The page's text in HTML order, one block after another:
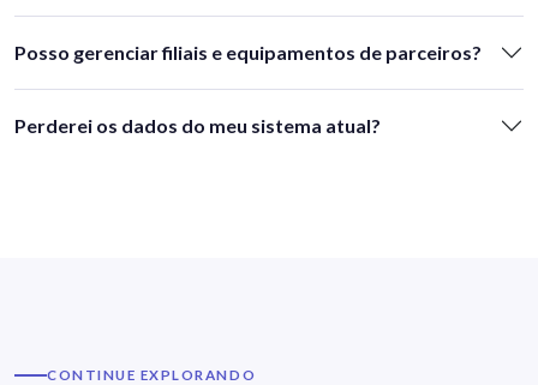
Posso gerenciar filiais e equipamentos de parceiros?
Perderei os dados do meu sistema atual?
CONTINUE EXPLORANDO